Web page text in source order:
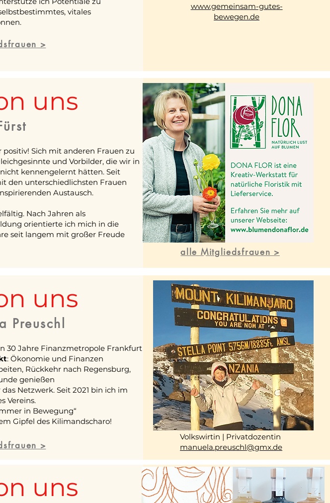
vitales
>
www.gemeinsam-gutes-
bewegen.de
uns
Sich mit anderen Frauen zu
und Vorbilder, die wir in
kennengelernt hätten. Seit
den unterschiedlichsten Frauen
Austausch.
Nach Jahren als
orientierte ich mich in die
seit langem mit großer Freude
alle Mitgliedsfrauen >
uns
Preuschl
30 Jahre Finanzmetropole Frankfurt
: Ökonomie und Finanzen
Rückkehr nach Regensburg,
genießen
Netzwerk. Seit 2021 bin ich im
Vereins.
in Bewegung“
Gipfel des Kilimandscharo!
>
Volkswirtin | Privatdozentin
manuela.preuschl@gmx.de
uns